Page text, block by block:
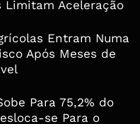
Limitam Aceleração
Entram Numa
Após Meses de
Para 75,2% do
se Para o